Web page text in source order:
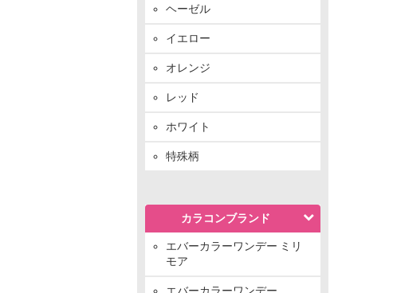
ヘーゼル
イエロー
オレンジ
レッド
ホワイト
特殊柄
カラコンブランド
エバーカラーワンデー ミリ
モア
エバーカラーワンデー